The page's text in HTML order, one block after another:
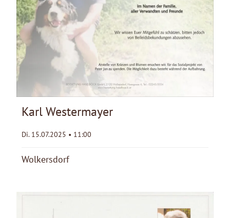
Karl Westermayer
Di. 15.07.2025 • 11:00
Wolkersdorf